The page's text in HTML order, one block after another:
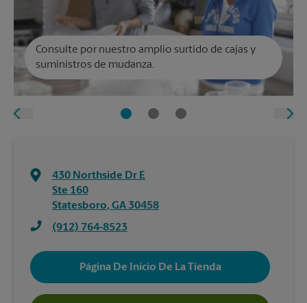
Consulte por nuestro amplio surtido de cajas y
suministros de mudanza.
430 Northside Dr E
Ste 160
Statesboro, GA 30458
(912) 764-8523
Página De Inicio De La Tienda